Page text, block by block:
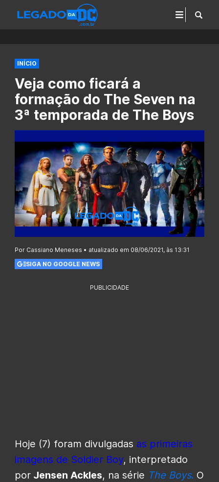
INÍCIO
Veja como ficará a
formação do The Seven na
3ª temporada de The Boys
Por Cassiano Meneses • atualizado em 08/06/2021, às 13:31
SIGA NO GOOGLE NEWS
PUBLICIDADE
Hoje (7) foram divulgadas as primeiras
imagens de Soldier Boy, interpretado
por Jensen Ackles, na série The Boys. O